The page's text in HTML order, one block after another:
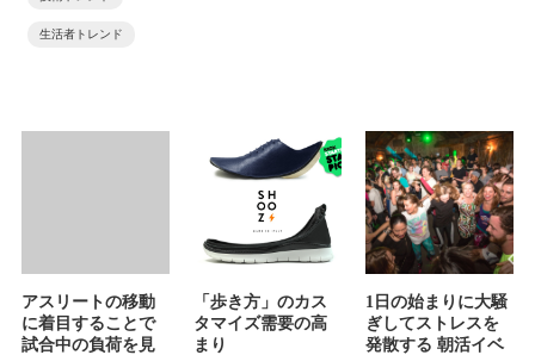
生活者トレンド
アスリートの移動
に着目することで
試合中の負荷を見
「歩き方」のカス
タマイズ需要の高
まり
1日の始まりに大騒
ぎしてストレスを
発散する 朝活イベ